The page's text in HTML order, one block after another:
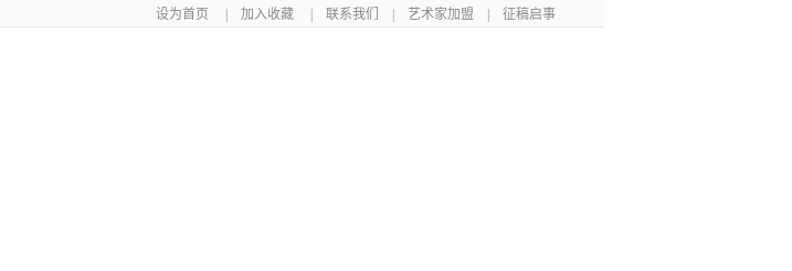
设为首页 加入收藏 联系我们 艺术家加盟 征稿启事